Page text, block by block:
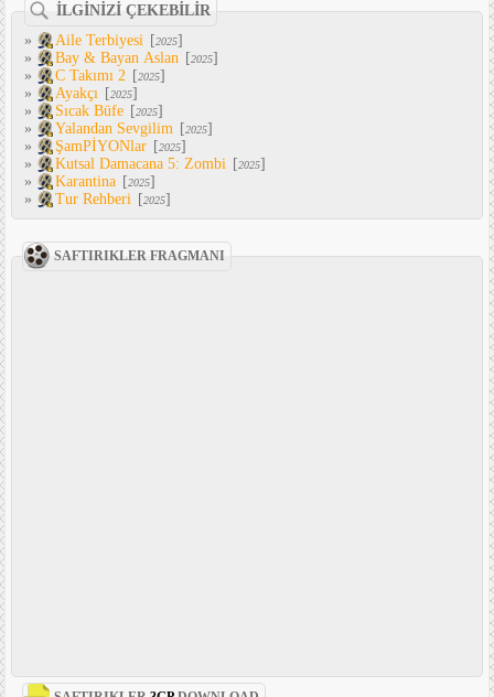
İLGİNİZİ ÇEKEBİLİR
»
Aile Terbiyesi [2025]
»
Bay & Bayan Aslan [2025]
»
C Takımı 2 [2025]
»
Ayakçı [2025]
»
Sıcak Büfe [2025]
»
Yalandan Sevgilim [2025]
»
ŞamPİYONlar [2025]
»
Kutsal Damacana 5: Zombi [2025]
»
Karantina [2025]
»
Tur Rehberi [2025]
SAFTIRIKLER FRAGMANI